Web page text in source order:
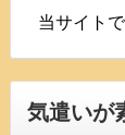
当サイト
気遣いが